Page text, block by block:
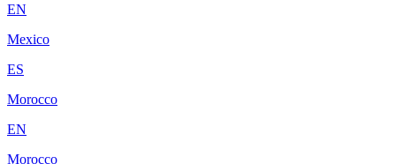
EN
Mexico
ES
Morocco
EN
Morocco